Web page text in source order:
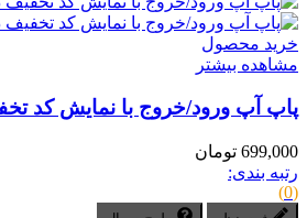
خرید محصول
مشاهده بیشتر
پاپ آپ ورود/خروج با نمایش کد
699,000 تومان
رتبه بندی:
(0)